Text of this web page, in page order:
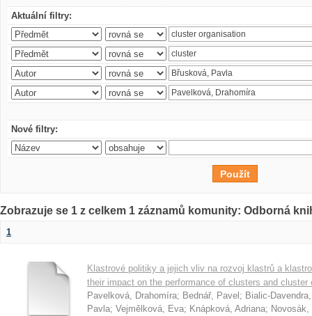
Aktuální filtry:
Nové filtry:
Zobrazuje se 1 z celkem 1 záznamů komunity: Odborná
1
Klastrové politiky a jejich vliv na rozvoj klastrů a
their impact on the performance of clusters and cluster
Pavelková, Drahomíra; Bednář, Pavel ; Bialic-
Pavla; Vejmělková, Eva; Knápková, Adriana;